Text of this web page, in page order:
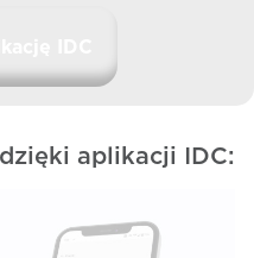
aplikacji IDC: